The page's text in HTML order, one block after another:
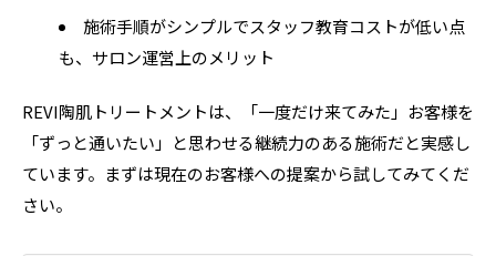
施術手順がシンプルでスタッフ教育コストが低い点
も、サロン運営上のメリット
REVI陶肌トリートメントは、「一度だけ来てみた」お客様を
「ずっと通いたい」と思わせる継続力のある施術だと実感し
ています。まずは現在のお客様への提案から試してみてくだ
さい。